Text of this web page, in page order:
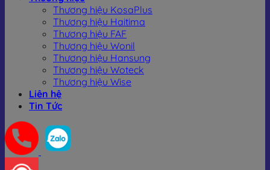
Thương hiệu KosaPlus
Thương hiệu Haitima
Thương hiệu FAF
Thương hiệu Wonil
Thương hiệu Hansung
Thương hiệu Woteck
Thương hiệu Wise
Liên hệ
Tin Tức